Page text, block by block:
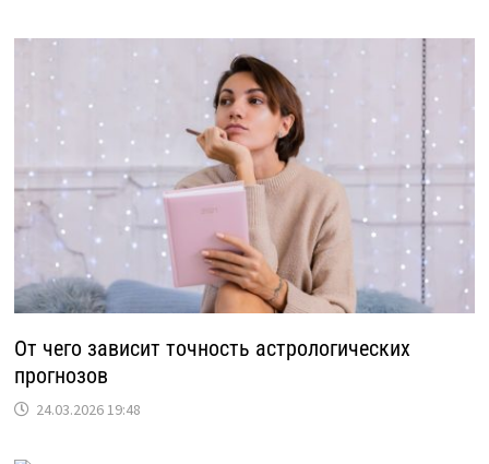
От чего зависит точность астрологических
прогнозов
24.03.2026 19:48